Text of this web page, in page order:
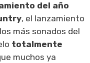
del año
, el lanzamiento
más sonados del
totalmente
muchos ya